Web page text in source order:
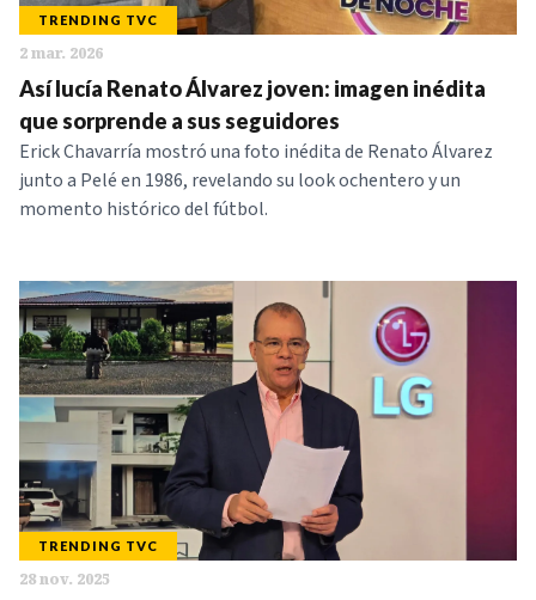
TRENDING TVC
2 mar. 2026
Así lucía Renato Álvarez joven: imagen inédita
que sorprende a sus seguidores
Erick Chavarría mostró una foto inédita de Renato Álvarez
junto a Pelé en 1986, revelando su look ochentero y un
momento histórico del fútbol.
TRENDING TVC
28 nov. 2025